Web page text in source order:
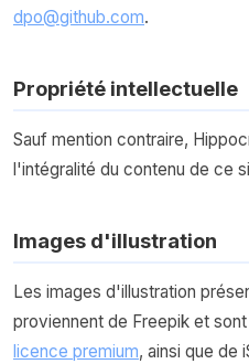
dpo@github.com.
Propriété intellectuelle
Sauf mention contraire,
l'intégralité du contenu de ce
Images d'illustration
Les images d'illustration
proviennent de Freepik et
licence premium, ainsi que de